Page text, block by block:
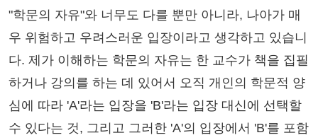
"학문의 자유"와 너무도 다를 뿐만 아니라, 나아가 매
우 위험하고 우려스러운 입장이라고 생각하고 있습니
다. 제가 이해하는 학문의 자유는 한 교수가 책을 집필
하거나 강의를 하는 데 있어서 오직 개인의 학문적 양
심에 따라 'A'라는 입장을 'B'라는 입장 대신에 선택할
수 있다는 것, 그리고 그러한 'A'의 입장에서 'B'를 포함